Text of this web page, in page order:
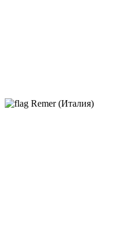
Remer (Италия)